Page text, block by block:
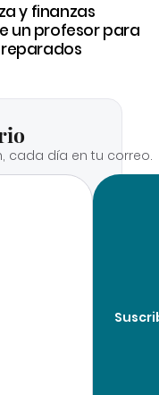
y finanzas
un profesor para
cada día en tu correo.